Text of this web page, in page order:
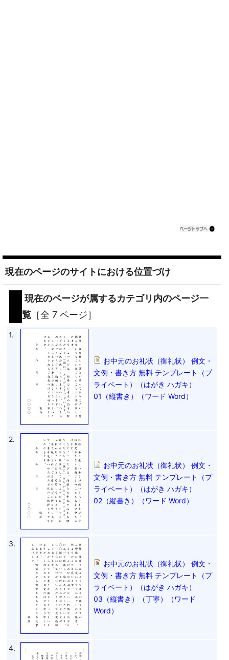
現在のページのサイトにおける位置づけ
現在のページが属するカテゴリ内のページ一
覧 ［全 7 ページ］
1.
お中元のお礼状（御礼状） 例文・
文例・書き方 無料 テンプレート（プ
ライベート）（はがき ハガキ）
01（縦書き）（ワード Word）
2.
お中元のお礼状（御礼状） 例文・
文例・書き方 無料 テンプレート（プ
ライベート）（はがき ハガキ）
02（縦書き）（ワード Word）
3.
お中元のお礼状（御礼状） 例文・
文例・書き方 無料 テンプレート（プ
ライベート）（はがき ハガキ）
03（縦書き）（丁寧）（ワード
Word）
4.